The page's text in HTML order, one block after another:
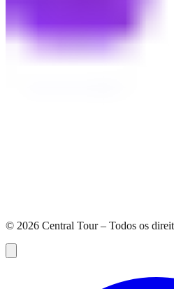
© 2026 Central Tour – Todos os